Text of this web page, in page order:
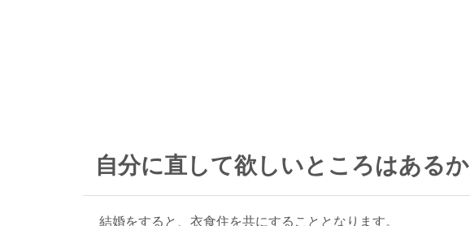
自分に直して欲しいところはあるか
結婚をすると、衣食住を共にすることとなります。